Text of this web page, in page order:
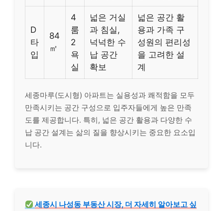
D
타
입
84
㎡
4
룸
2
욕
실
넓은 거실
과 침실,
넉넉한 수
납 공간
확보
넓은 공간 활
용과 가족 구
성원의 편리성
을 고려한 설
계
세종마루(도시형) 아파트는 실용성과 쾌적함을 모두
만족시키는 공간 구성으로 입주자들에게 높은 만족
도를 제공합니다. 특히, 넓은 공간 활용과 다양한 수
납 공간 설계는 삶의 질을 향상시키는 중요한 요소입
니다.
세종시 나성동 부동산 시장, 더 자세히 알아보고 싶